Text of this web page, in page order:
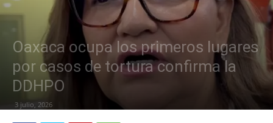
Oaxaca ocupa los primeros lugares
por casos de tortura confirma la
DDHPO
3 julio, 2026